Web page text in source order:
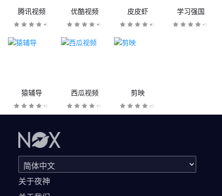
腾讯视频 优酷视频 皮皮虾 学习强国
猿辅导 西瓜视频 剪映
关于夜神